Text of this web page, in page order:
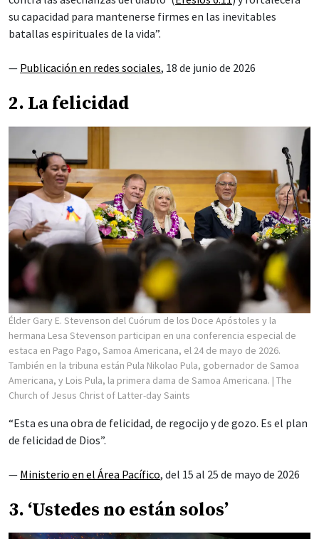
su capacidad para mantenerse firmes en las inevitables
batallas espirituales de la vida”.
— Publicación en redes sociales, 18 de junio de 2026
2. La felicidad
Élder Gary E. Stevenson del Cuórum de los Doce Apóstoles y la
hermana Lesa Stevenson participan en una conferencia especial de
estaca en Pago Pago, Samoa Americana, el 24 de mayo de 2026.
También en la tribuna están Pula Nikolao Pula, gobernador de Samoa
Americana, y Lois Pula, la primera dama de Samoa Americana. | The
Church of Jesus Christ of Latter-day Saints
“Esta es una obra de felicidad, de regocijo y de gozo. Es el plan
de felicidad de Dios”.
— Ministerio en el Área Pacífico, del 15 al 25 de mayo de 2026
3. ‘Ustedes no están solos’